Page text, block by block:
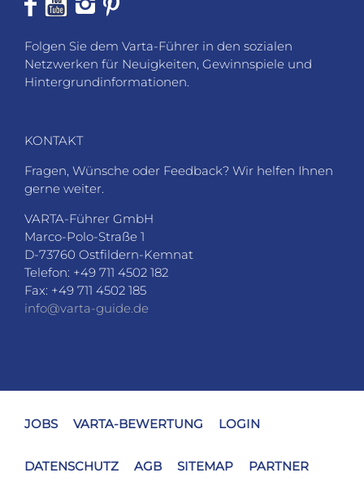
Folgen Sie dem Varta-Führer in den sozialen
Netzwerken für Neuigkeiten, Gewinnspiele und
Hintergrundinformationen.
KONTAKT
Fragen, Wünsche oder Feedback? Wir helfen Ihnen
gerne weiter.
VARTA-Führer GmbH
Marco-Polo-Straße 1
D-73760 Ostfildern-Kemnat
Telefon: +49 711 4502 182
Fax: +49 711 4502 185
info@varta-guide.de
JOBS VARTA-BEWERTUNG LOGIN
DATENSCHUTZ AGB SITEMAP PARTNER